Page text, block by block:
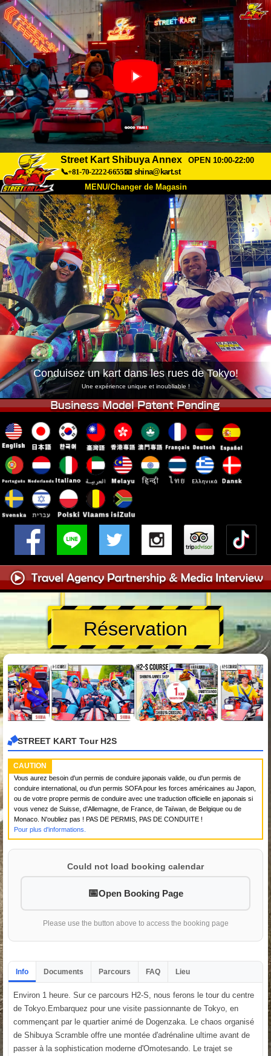
Street Kart Shibuya Annex
OPEN 10:00-22:00
📞+81-70-2222-6655📧 shina@kart.st
MENU/Changer de Magasin
À Propos Caractéristiques Tarifs
Accès Avis FAQ
Entreprise Réservation
Changer de Magasin
Tokyo Shinagawa Tokyo Akihabara#1
Tokyo Akihabara#2 Tokyo Shibuya
Tokyo Shibuya Annexe Baie de Tokyo
Tokyo Asakusa Osaka
Okinawa
Conduisez un kart dans les rues de Tokyo!
Une expérience unique et inoubliable !
Réservation
STREET KART Tour H2S
CAUTION
Vous aurez besoin d'un permis de conduire japonais valide, ou d'un permis de
conduire international, ou d'un permis SOFA pour les forces américaines au Japon,
ou de votre propre permis de conduire avec une traduction officielle en japonais si
vous venez de Suisse, d'Allemagne, de France, de Taïwan, de Belgique ou de
Monaco. N'oubliez pas ! PAS DE PERMIS, PAS DE CONDUITE !
Pour plus d'informations.
Could not load booking calendar
Open Booking Page
Please use the button above to access the booking page
Info Documents Parcours FAQ Lieu
Environ 1 heure. Sur ce parcours H2-S, nous ferons le tour du centre
de Tokyo.Embarquez pour une visite passionnante de Tokyo, en
commençant par le quartier animé de Dogenzaka. Le chaos organisé
de Shibuya Scramble offre une montée d'adrénaline ultime avant de
passer à la sophistication moderne d'Omotesando. Le trajet se